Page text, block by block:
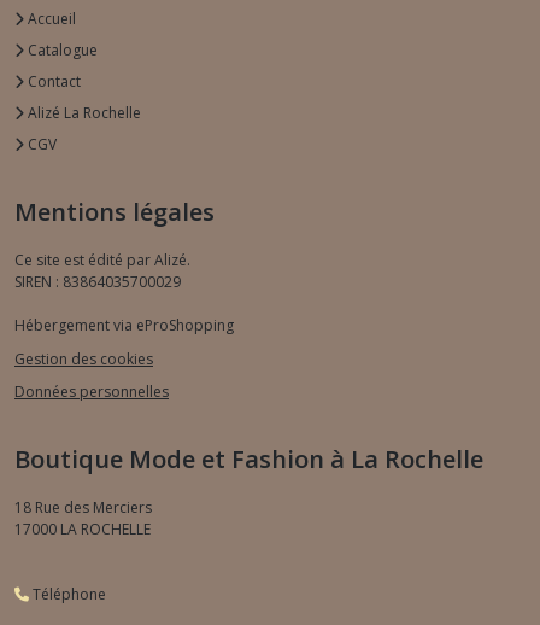
Accueil
Catalogue
Contact
Alizé La Rochelle
CGV
Mentions légales
Ce site est édité par Alizé.
SIREN : 83864035700029
Hébergement via eProShopping
Gestion des cookies
Données personnelles
Boutique Mode et Fashion à La Rochelle
18 Rue des Merciers
17000 LA ROCHELLE
Téléphone